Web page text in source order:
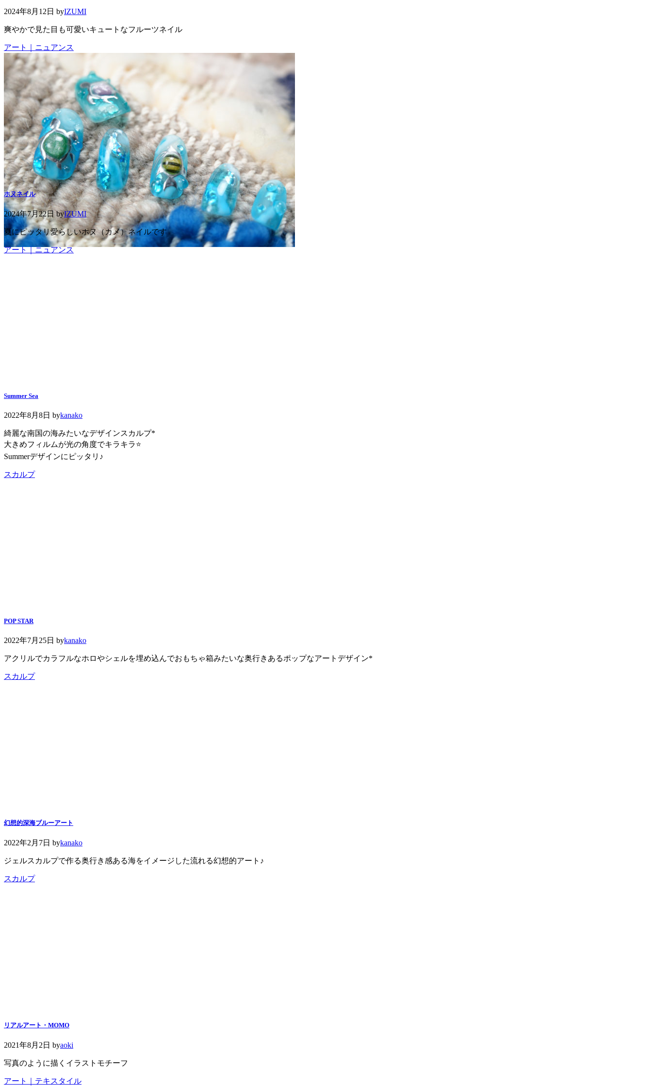
2024年8月12日 byIZUMI
爽やかで見た目も可愛いキュートなフルーツネイル
アート｜ニュアンス
ホヌネイル
2024年7月22日 byIZUMI
夏にピッタリ愛らしいホヌ（カメ）ネイルです
アート｜ニュアンス
Summer Sea
2022年8月8日 bykanako
綺麗な南国の海みたいなデザインスカルプ*
大きめフィルムが光の角度でキラキラ⭐️
Summerデザインにピッタリ♪
スカルプ
POP STAR
2022年7月25日 bykanako
アクリルでカラフルなホロやシェルを埋め込んでおもちゃ箱みたいな奥行きあるポップなアートデザイン*
スカルプ
幻想的深海ブルーアート
2022年2月7日 bykanako
ジェルスカルプで作る奥行き感ある海をイメージした流れる幻想的アート♪
スカルプ
リアルアート・MOMO
2021年8月2日 byaoki
写真のように描くイラストモチーフ
アート｜テキスタイル